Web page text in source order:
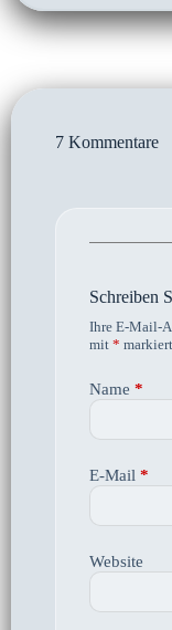
7 Kommentare
Schreiben
Ihre E-Mail-
mit * markiert
Name *
E-Mail *
Website